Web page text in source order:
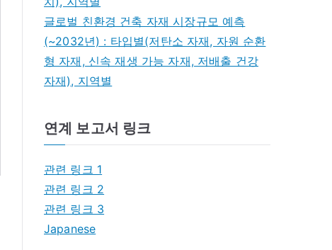
글로벌 친환경 건축 자재 시장규모 예측
(~2032년) : 타입별(저탄소 자재, 자원 순환
형 자재, 신속 재생 가능 자재, 저배출 건강
자재), 지역별
연계 보고서 링크
관련 링크 1
관련 링크 2
관련 링크 3
Japanese